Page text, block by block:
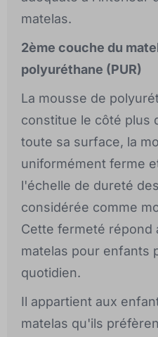
matelas.
2ème couche du
polyuréthane (PUR)
La mousse de
constitue le côté plus
toute sa surface, la
uniformément ferme
l'échelle de dureté
considérée comme
Cette fermeté répond
matelas pour enfants
quotidien.
Il appartient aux
matelas qu'ils